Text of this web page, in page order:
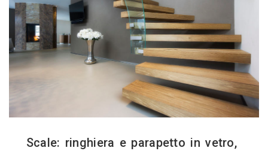
Scale: ringhiera e parapetto in vetro,